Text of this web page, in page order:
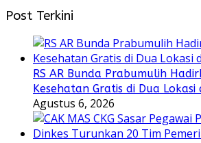
Post Terkini
RS AR Bunda Prabumulih
Kesehatan Gratis di Dua
Agustus 6, 2026